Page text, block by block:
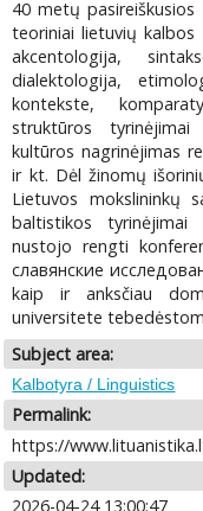
40 metų
teoriniai lietuvių
akcentologija,
dialektologija,
kontekste,
struktūros
kultūros nagrinėjimas
ir kt. Dėl žinomų
Lietuvos mokslininkų
baltistikos tyrinėjimai
nustojo rengti
славянские
kaip ir anksčiau
universitete
Subject area:
Kalbotyra / Linguistics
Permalink:
https://
Updated:
2026-04-24 13:00:47